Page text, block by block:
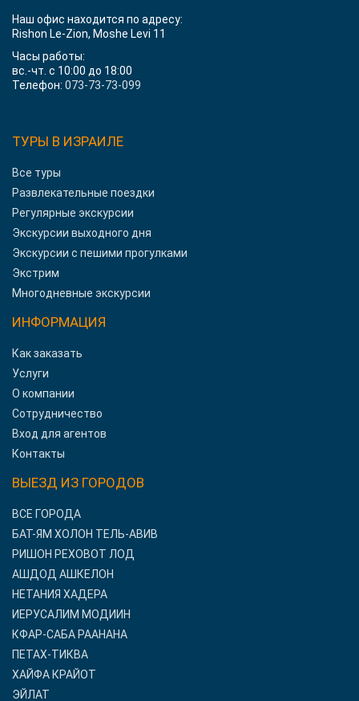
Наш офис находится по адресу:
Rishon Le-Zion, Moshe Levi 11
Часы работы:
вс.-чт. с 10:00 до 18:00
Телефон: 073-73-73-099
ТУРЫ В ИЗРАИЛЕ
Все туры
Развлекательные поездки
Регулярные экскурсии
Экскурсии выходного дня
Экскурсии с пешими прогулками
Экстрим
Многодневные экскурсии
ИНФОРМАЦИЯ
Как заказать
Услуги
О компании
Сотрудничество
Вход для агентов
Контакты
ВЫЕЗД ИЗ ГОРОДОВ
ВСЕ ГОРОДА
БАТ-ЯМ ХОЛОН ТЕЛЬ-АВИВ
РИШОН РЕХОВОТ ЛОД
АШДОД АШКЕЛОН
НЕТАНИЯ ХАДЕРА
ИЕРУСАЛИМ МОДИИН
КФАР-САБА РААНАНА
ПЕТАХ-ТИКВА
ХАЙФА КРАЙОТ
ЭЙЛАТ